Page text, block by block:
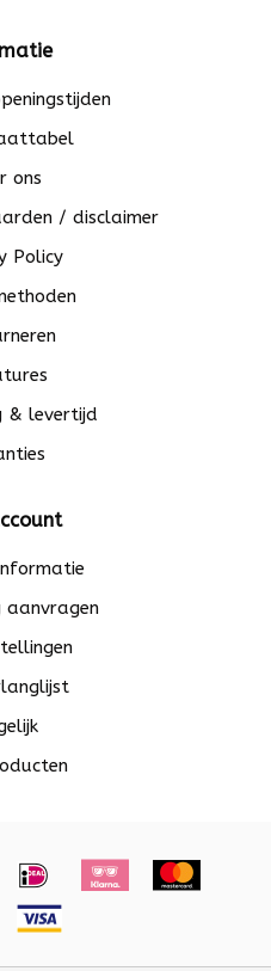
ons
/ disclaimer
Policy
& levertijd
aanvragen